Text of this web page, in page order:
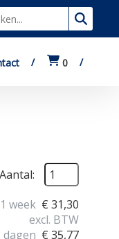
Zoeken
0
Aantal:
dagen € 35,77
1 week € 31,30
excl. BTW